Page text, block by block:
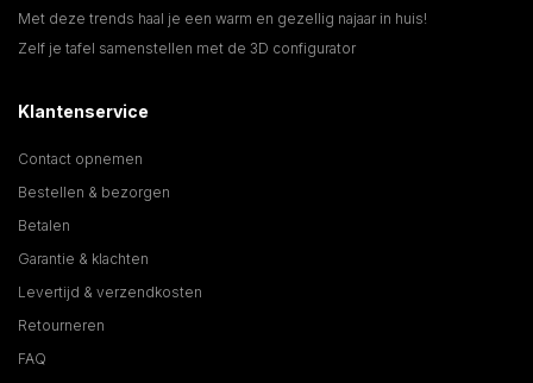
Met deze trends haal je een warm en gezellig najaar in huis!
Zelf je tafel samenstellen met de 3D configurator
Klantenservice
Contact opnemen
Bestellen & bezorgen
Betalen
Garantie & klachten
Levertijd & verzendkosten
Retourneren
FAQ